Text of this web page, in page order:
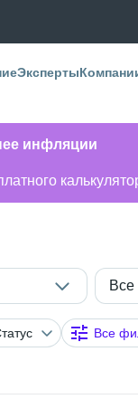
Эксперты
инфляции
Все
Все